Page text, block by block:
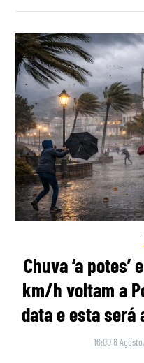
Chuva ‘a
km/h voltam a
data e esta será
16:00 8